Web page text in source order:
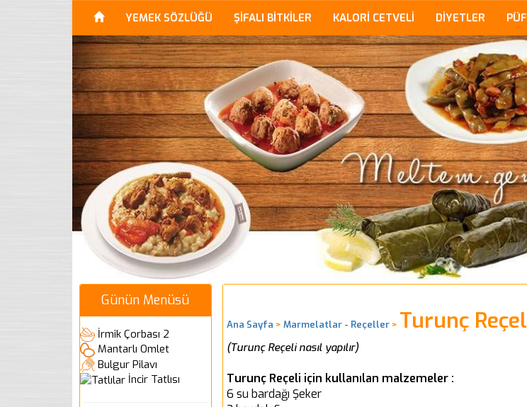
YEMEK SÖZLÜĞÜ ŞİFALI BİTKİLER KALORİ CETVELİ DİYETLER
Ana Sayfa > Marmelatlar - Reçeller> Turunç
(Turunç Reçeli nasıl yapılır)
Turunç Reçeli için kullanılan malzemeler :
6 su bardağı Şeker
Günün Menüsü
İrmik Çorbası 2
Mantarlı Omlet
Bulgur Pilavı
İncir Tatlısı